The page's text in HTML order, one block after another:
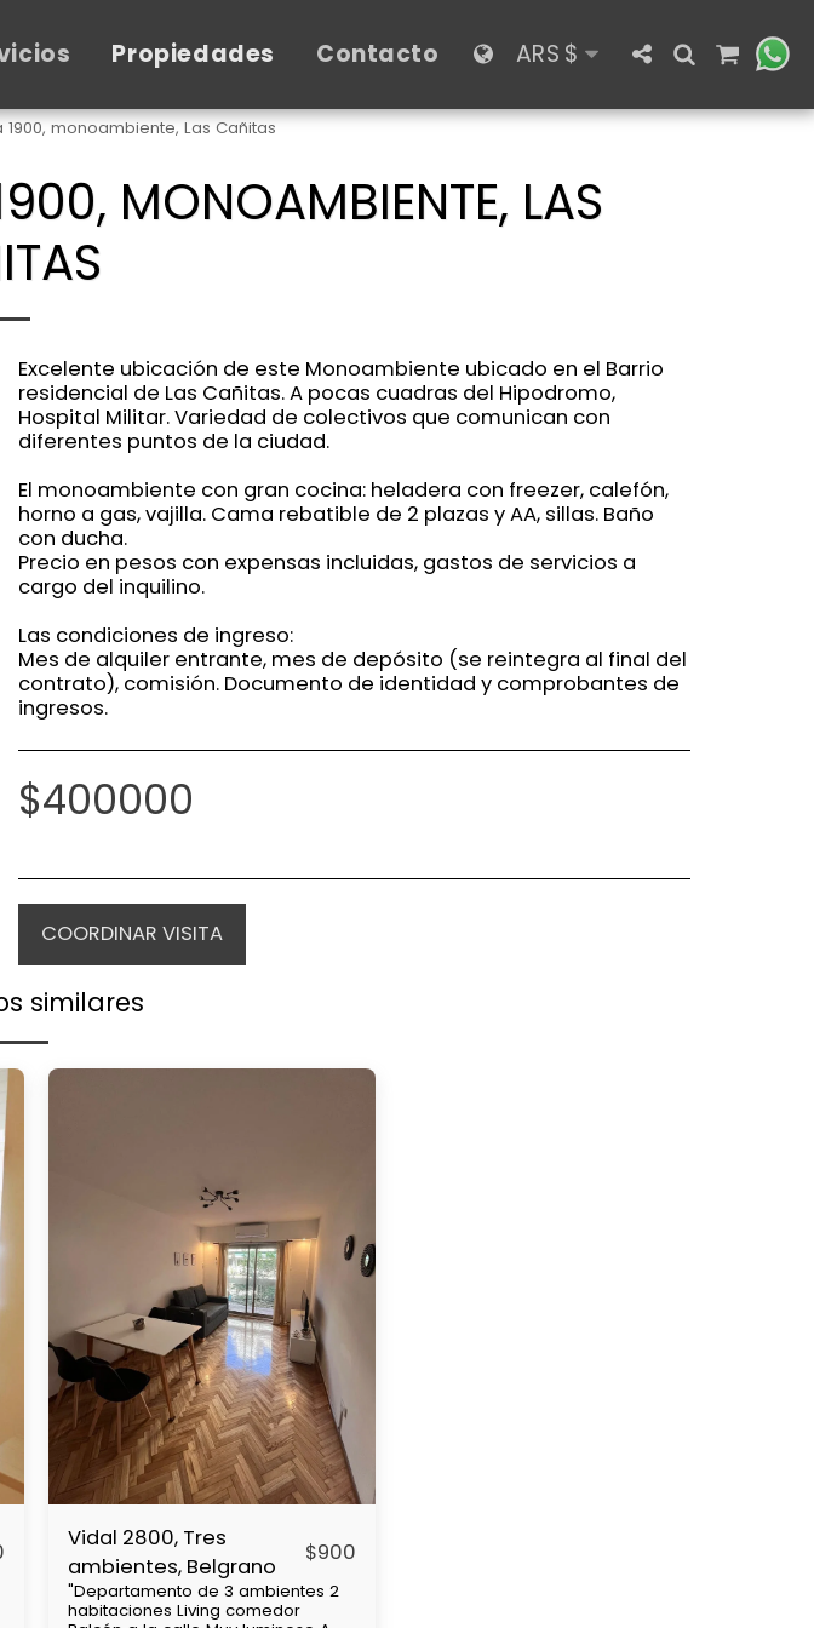
Propiedades Contacto ARS $
monoambiente, Las Cañitas
MONOAMBIENTE, LAS
Excelente ubicación de este Monoambiente ubicado en el Barrio
residencial de Las Cañitas. A pocas cuadras del Hipodromo,
Hospital Militar. Variedad de colectivos que comunican con
diferentes puntos de la ciudad.
El monoambiente con gran cocina: heladera con freezer, calefón,
horno a gas, vajilla. Cama rebatible de 2 plazas y AA, sillas. Baño
con ducha.
Precio en pesos con expensas incluidas, gastos de servicios a
cargo del inquilino.
Las condiciones de ingreso:
Mes de alquiler entrante, mes de depósito (se reintegra al final del
contrato), comisión. Documento de identidad y comprobantes de
ingresos.
$400000
COORDINAR VISITA
similares
Vidal 2800, Tres
ambientes, Belgrano
$900
"Departamento de 3 ambientes 2
habitaciones Living comedor